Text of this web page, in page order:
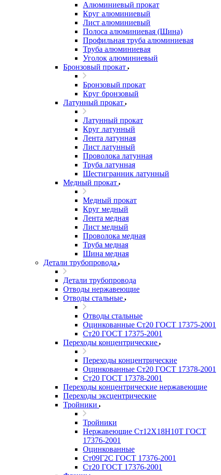
Алюминиевый прокат
Круг алюминиевый
Лист алюминиевый
Полоса алюминиевая (Шина)
Профильная труба алюминиевая
Труба алюминиевая
Уголок алюминиевый
Бронзовый прокат
Бронзовый прокат
Круг бронзовый
Латунный прокат
Латунный прокат
Круг латунный
Лента латунная
Лист латунный
Проволока латунная
Труба латунная
Шестигранник латунный
Медный прокат
Медный прокат
Круг медный
Лента медная
Лист медный
Проволока медная
Труба медная
Шина медная
Детали трубопровода
Детали трубопровода
Отводы нержавеющие
Отводы стальные
Отводы стальные
Оцинкованные Ст20 ГОСТ 17375-2001
Ст20 ГОСТ 17375-2001
Переходы концентрические
Переходы концентрические
Оцинкованные Ст20 ГОСТ 17378-2001
Ст20 ГОСТ 17378-2001
Переходы концентрические нержавеющие
Переходы эксцентрические
Тройники
Тройники
Нержавеющие Ст12Х18Н10Т ГОСТ
17376-2001
Оцинкованные
Ст09Г2С ГОСТ 17376-2001
Ст20 ГОСТ 17376-2001